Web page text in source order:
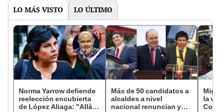
LO MÁS VISTO LO ÚLTIMO
Norma Yarrow defiende
reelección encubierta
de López Aliaga: "Allá el
Más de 50 candidatos a
alcaldes a nivel
nacional renuncian y
la